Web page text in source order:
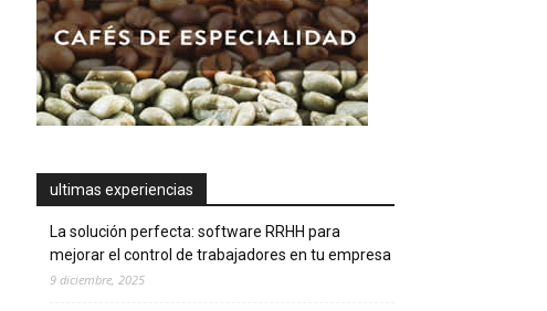
ultimas experiencias
La solución perfecta: software RRHH para
mejorar el control de trabajadores en tu empresa
9 diciembre, 2025